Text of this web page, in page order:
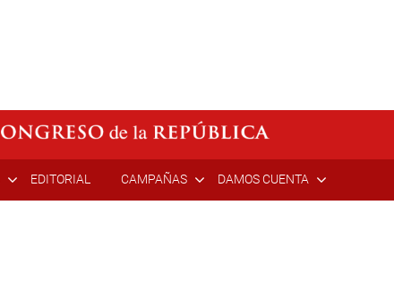
EDITORIAL CAMPAÑAS DAMOS CUENTA